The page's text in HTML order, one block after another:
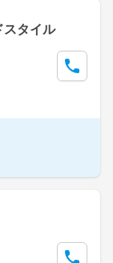
スタイル